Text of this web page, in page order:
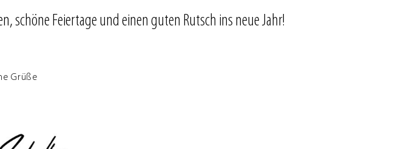
schöne Feiertage und einen guten Rutsch ins neue Jahr!
Grüße